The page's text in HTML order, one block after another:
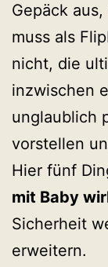
Gepäck
muss als
nicht, die
inzwischen
unglaublich
vorstellen
Hier fünf
mit Baby
Sicherheit
erweitern.